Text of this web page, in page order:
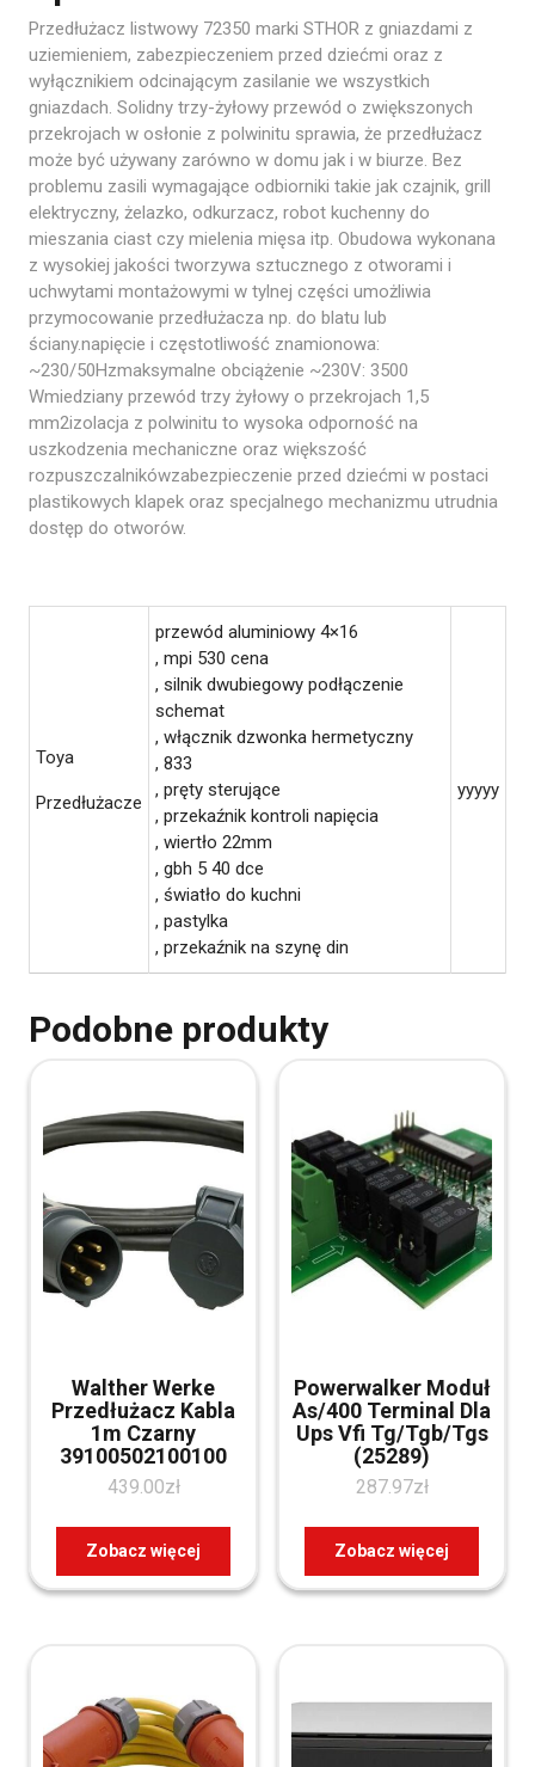
Przedłużacz listwowy 72350 marki STHOR z gniazdami z
uziemieniem, zabezpieczeniem przed dziećmi oraz z
wyłącznikiem odcinającym zasilanie we wszystkich
gniazdach. Solidny trzy-żyłowy przewód o zwiększonych
przekrojach w osłonie z polwinitu sprawia, że przedłużacz
może być używany zarówno w domu jak i w biurze. Bez
problemu zasili wymagające odbiorniki takie jak czajnik, grill
elektryczny, żelazko, odkurzacz, robot kuchenny do
mieszania ciast czy mielenia mięsa itp. Obudowa wykonana
z wysokiej jakości tworzywa sztucznego z otworami i
uchwytami montażowymi w tylnej części umożliwia
przymocowanie przedłużacza np. do blatu lub
ściany.napięcie i częstotliwość znamionowa:
~230/50Hzmaksymalne obciążenie ~230V: 3500
Wmiedziany przewód trzy żyłowy o przekrojach 1,5
mm2izolacja z polwinitu to wysoka odporność na
uszkodzenia mechaniczne oraz większość
rozpuszczalnikówzabezpieczenie przed dziećmi w postaci
plastikowych klapek oraz specjalnego mechanizmu utrudnia
dostęp do otworów.
Toya
Przedłużacze
przewód aluminiowy 4×16
, mpi 530 cena
, silnik dwubiegowy podłączenie
schemat
, włącznik dzwonka hermetyczny
, 833
, pręty sterujące
, przekaźnik kontroli napięcia
, wiertło 22mm
, gbh 5 40 dce
, światło do kuchni
, pastylka
, przekaźnik na szynę din
yyyyy
Podobne produkty
Walther Werke
Przedłużacz Kabla
1m Czarny
39100502100100
439.00zł
Zobacz więcej
Powerwalker Moduł
As/400 Terminal Dla
Ups Vfi Tg/Tgb/Tgs
(25289)
287.97zł
Zobacz więcej